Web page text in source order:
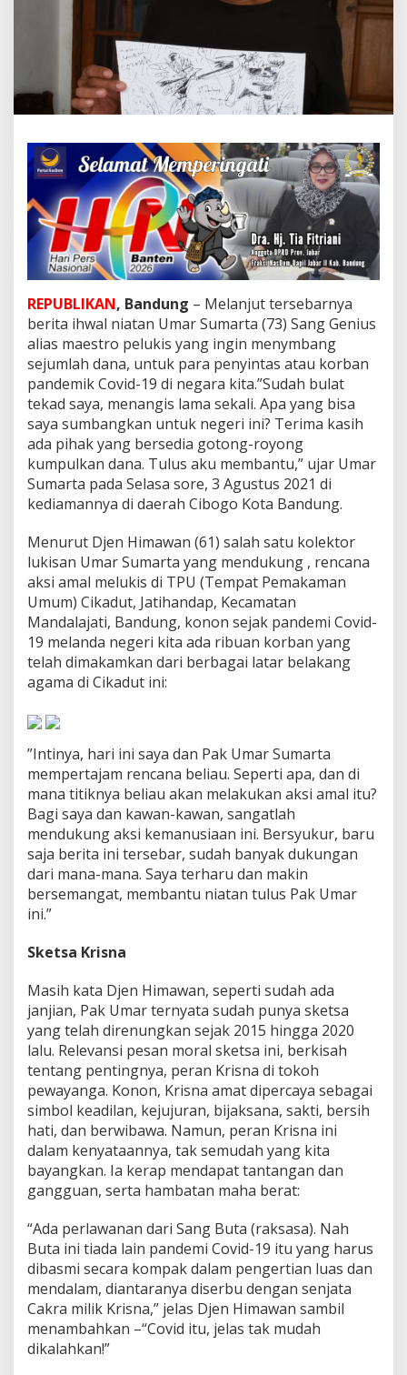
t
a
S
i
a
a
n
A
k
s
P
e
d
u
l
i
C
o
v
i
-
1
9
d
i
T
U
C
i
k
a
d
u
t
:
s
A
k
u
M
e
m
b
a
REPUBLIKAN, Bandung – Melanjut tersebarnya
berita ihwal niatan Umar Sumarta (73) Sang Genius
alias maestro pelukis yang ingin menymbang
sejumlah dana, untuk para penyintas atau korban
pandemik Covid-19 di negara kita.”Sudah bulat
tekad saya, menangis lama sekali. Apa yang bisa
saya sumbangkan untuk negeri ini? Terima kasih
ada pihak yang bersedia gotong-royong
kumpulkan dana. Tulus aku membantu,” ujar Umar
Sumarta pada Selasa sore, 3 Agustus 2021 di
kediamannya di daerah Cibogo Kota Bandung.
Menurut Djen Himawan (61) salah satu kolektor
lukisan Umar Sumarta yang mendukung , rencana
aksi amal melukis di TPU (Tempat Pemakaman
Umum) Cikadut, Jatihandap, Kecamatan
Mandalajati, Bandung, konon sejak pandemi Covid-
19 melanda negeri kita ada ribuan korban yang
telah dimakamkan dari berbagai latar belakang
agama di Cikadut ini:
”Intinya, hari ini saya dan Pak Umar Sumarta
mempertajam rencana beliau. Seperti apa, dan di
mana titiknya beliau akan melakukan aksi amal itu?
Bagi saya dan kawan-kawan, sangatlah
mendukung aksi kemanusiaan ini. Bersyukur, baru
saja berita ini tersebar, sudah banyak dukungan
dari mana-mana. Saya terharu dan makin
bersemangat, membantu niatan tulus Pak Umar
ini.”
Sketsa Krisna
Masih kata Djen Himawan, seperti sudah ada
janjian, Pak Umar ternyata sudah punya sketsa
yang telah direnungkan sejak 2015 hingga 2020
lalu. Relevansi pesan moral sketsa ini, berkisah
tentang pentingnya, peran Krisna di tokoh
pewayanga. Konon, Krisna amat dipercaya sebagai
simbol keadilan, kejujuran, bijaksana, sakti, bersih
hati, dan berwibawa. Namun, peran Krisna ini
dalam kenyataannya, tak semudah yang kita
bayangkan. Ia kerap mendapat tantangan dan
gangguan, serta hambatan maha berat:
“Ada perlawanan dari Sang Buta (raksasa). Nah
Buta ini tiada lain pandemi Covid-19 itu yang harus
dibasmi secara kompak dalam pengertian luas dan
mendalam, diantaranya diserbu dengan senjata
Cakra milik Krisna,” jelas Djen Himawan sambil
menambahkan –“Covid itu, jelas tak mudah
dikalahkan!”